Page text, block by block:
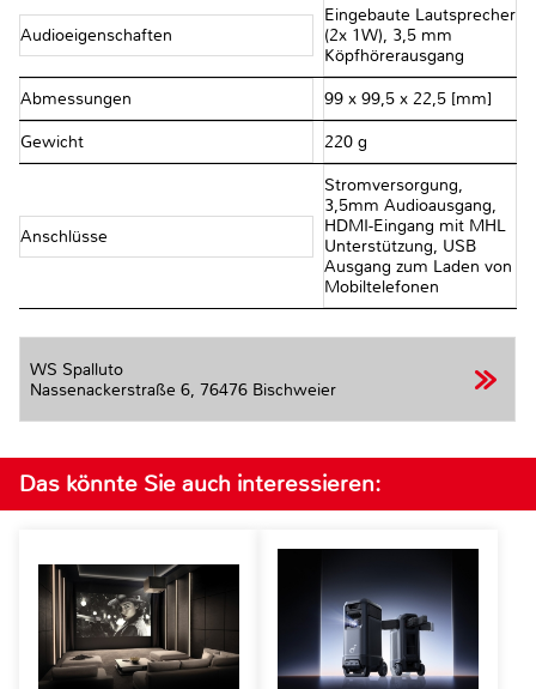
Audioeigenschaften
Eingebaute Lautsprecher
(2x 1W), 3,5 mm
Köpfhörerausgang
Abmessungen 99 x 99,5 x 22,5 [mm]
Gewicht 220 g
Anschlüsse
Stromversorgung,
3,5mm Audioausgang,
HDMI-Eingang mit MHL
Unterstützung, USB
Ausgang zum Laden von
Mobiltelefonen
WS Spalluto
Nassenackerstraße 6, 76476 Bischweier
Das könnte Sie auch interessieren: